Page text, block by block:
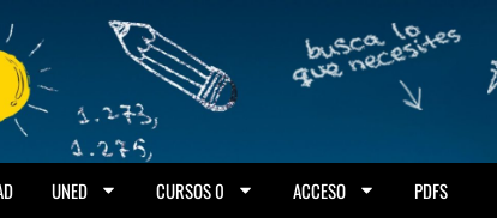
UNED CURSOS 0 ACCESO PDFS